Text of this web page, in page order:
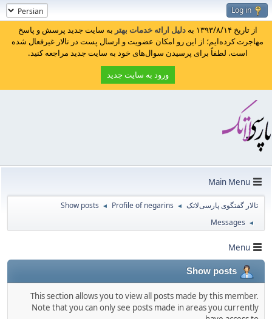
Log in
از تاریخ ۱۳۹۳/۸/۱۴ به دلیل ارائه خدمات بهتر به سایت جدید پرسش و پاسخ
مهاجرت کرده‌ایم؛ از این رو امکان عضویت و ارسال پست در تالار غیرفعال شده
است. لطفاً برای پرسیدن سوال‌های خود به سایت جدید مراجعه کنید.
ورود به سایت جدید
Main Menu
تالار گفتگوی پارسی‌لاتک ◄
Profile of negarins
◄
Show posts
◄
Messages
Menu
Show posts
This section allows you to view all posts made by this member.
Note that you can only see posts made in areas you currently